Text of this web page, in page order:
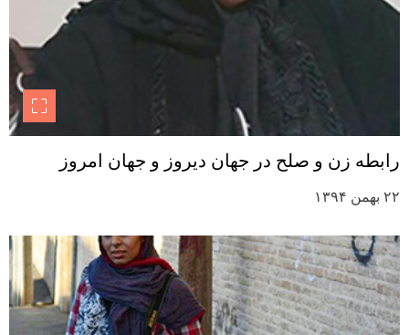
رابطه زن و صلح در جهان دیروز و جهان امروز
۲۲ بهمن ۱۳۹۴